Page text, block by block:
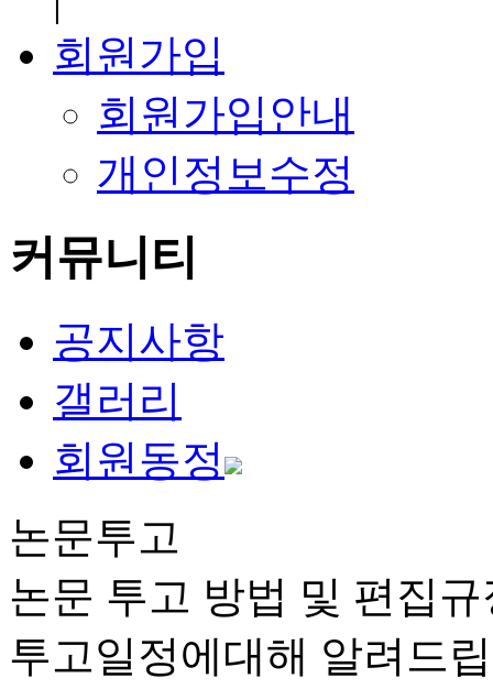
회원가입
회원가입안내
개인정보수정
커뮤니티
공지사항
갤러리
회원동정
논문투고
논문 투고 방법 및 편집규
투고일정에대해 알려드